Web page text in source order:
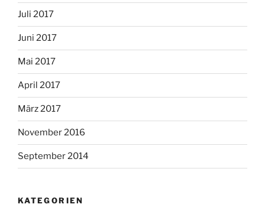
Juli 2017
Juni 2017
Mai 2017
April 2017
März 2017
November 2016
September 2014
KATEGORIEN